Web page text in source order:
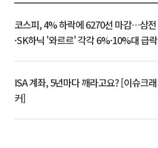
코스피, 4% 하락에 6270선 마감…삼전
·SK하닉 '와르르' 각각 6%·10%대 급락
ISA 계좌, 5년마다 깨라고요? [이슈크래
커]